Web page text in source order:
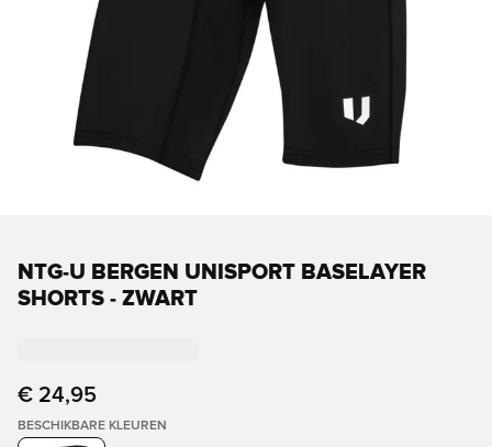
NTG-U BERGEN UNISPORT BASELAYER
SHORTS - ZWART
€ 24,95
BESCHIKBARE KLEUREN